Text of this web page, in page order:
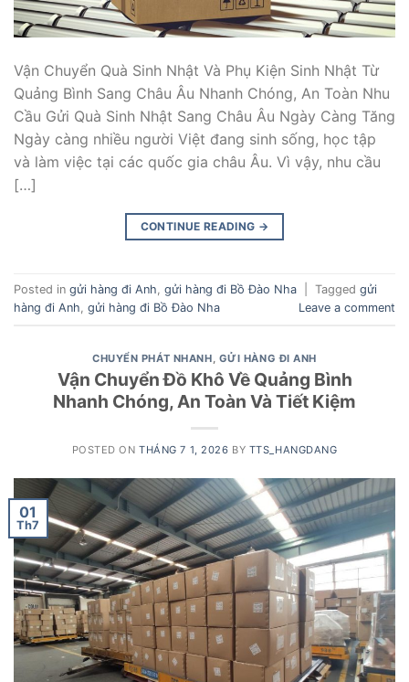
Vận Chuyển Quà Sinh Nhật Và Phụ Kiện Sinh Nhật Từ
Quảng Bình Sang Châu Âu Nhanh Chóng, An Toàn Nhu
Cầu Gửi Quà Sinh Nhật Sang Châu Âu Ngày Càng Tăng
Ngày càng nhiều người Việt đang sinh sống, học tập
và làm việc tại các quốc gia châu Âu. Vì vậy, nhu cầu
[…]
CONTINUE READING →
Posted in gửi hàng đi Anh gửi hàng đi Bồ Đào Nha Tagged gửi
hàng đi Anh gửi hàng đi Bồ Đào Nha Leave a comment
CHUYỂN PHÁT NHANH GỬI HÀNG ĐI ANH
Vận Chuyển Đồ Khô Về Quảng Bình
Nhanh Chóng, An Toàn Và Tiết Kiệm
POSTED ONTHÁNG 7 1, 2026 BY TTS_HANGDANG
01
Th7